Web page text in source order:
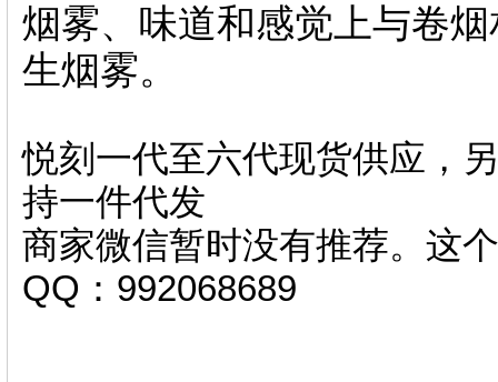
烟雾、味道和感觉上与卷
生烟雾。
悦刻一代至六代现货供应，
持一件代发
商家微信暂时没有推荐。这
QQ：992068689